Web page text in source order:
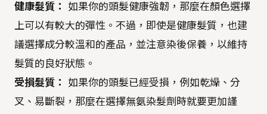
健康髮質： 如果你的頭髮健康強韌，那麼在顏色選擇
上可以有較大的彈性。不過，即使是健康髮質，也建
議選擇成分較溫和的產品，並注意染後保養，以維持
髮質的良好狀態。
受損髮質： 如果你的頭髮已經受損，例如乾燥、分
叉、易斷裂，那麼在選擇無氨染髮劑時就要更加謹